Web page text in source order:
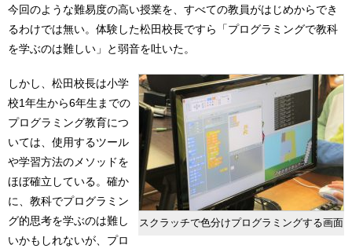
今回のような難易度の高い授業を、すべての教員がはじめからでき
るわけでは無い。体験した松田校長ですら「プログラミングで教科
を学ぶのは難しい」と弱音を吐いた。
スクラッチで色分けプログラミングする画面
しかし、松田校長は小学
校1年生から6年生までの
プログラミング教育につ
いては、使用するツール
や学習方法のメソッドを
ほぼ確立している。確か
に、教科でプログラミン
グ的思考を学ぶのは難し
いかもしれないが、プロ